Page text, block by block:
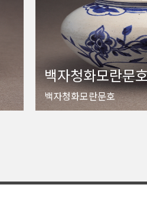
백자청화모란문
백자청화모란문호